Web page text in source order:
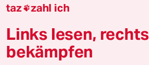
Downloads für Abonnierende
taz zahl ich
Links lesen, rechts
bekämpfen